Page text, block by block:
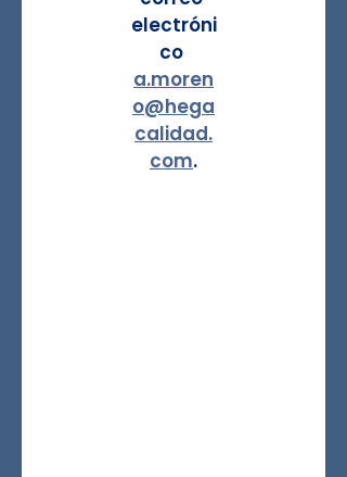
electróni
co
a.moren
o@hega
calidad.
com.